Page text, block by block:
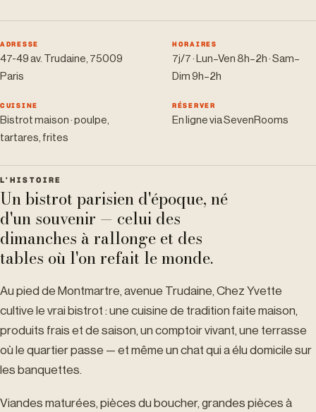
ADRESSE
47-49 av. Trudaine, 75009
Paris
HORAIRES
7j/7 · Lun–Ven 8h–2h · Sam–
Dim 9h–2h
CUISINE
Bistrot maison · poulpe,
tartares, frites
RÉSERVER
En ligne via SevenRooms
L'HISTOIRE
Un bistrot parisien d'époque, né
d'un souvenir — celui des
dimanches à rallonge et des
tables où l'on refait le monde.
Au pied de Montmartre, avenue Trudaine, Chez Yvette
cultive le vrai bistrot : une cuisine de tradition faite maison,
produits frais et de saison, un comptoir vivant, une terrasse
où le quartier passe — et même un chat qui a élu domicile sur
les banquettes.
Viandes maturées, pièces du boucher, grandes pièces à